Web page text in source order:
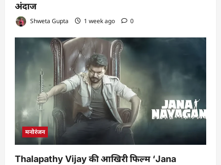
अंदाज
Shweta Gupta 1 week ago 0
मनोरंजन
Thalapathy Vijay की आखिरी फिल्म ‘Jana